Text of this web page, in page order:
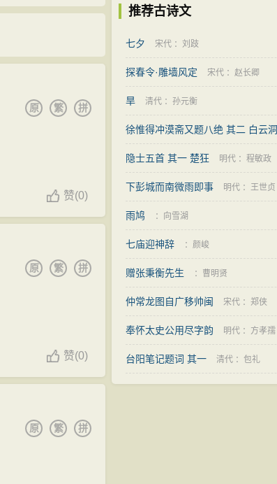
拼
繁
原
赞(0)
拼
繁
原
赞(0)
拼
繁
原
推荐古诗文
七夕 宋代 ： 刘跂
探春令·雕墙风定 宋代 ： 赵长卿
旱 清代 ： 孙元衡
徐惟得冲漠斋又题八绝 其二 白云洞
麟
隐士五首 其一 楚狂 明代 ： 程敏政
下彭城而南微雨即事 明代 ： 王世贞
雨鸠 ： 向雪湖
七庙迎神辞 ： 颜峻
赠张秉衡先生 ： 曹明贤
仲常龙图自广移帅闽 宋代 ： 郑侠
奉怀太史公用尽字韵 明代 ： 方孝孺
台阳笔记题词 其一 清代 ： 包礼